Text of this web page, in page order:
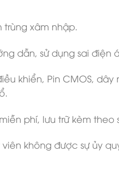
xâm nhập.
dẫn, sử dụng sai điện
khiển, Pin CMOS,
phí, lưu trữ kèm
không được sự ủy